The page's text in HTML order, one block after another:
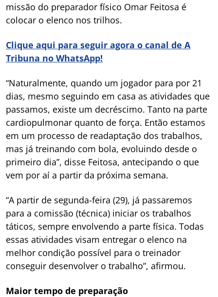
missão do preparador físico Omar Feitosa é
colocar o elenco nos trilhos.
Clique aqui para seguir agora o canal de A
Tribuna no WhatsApp!
“Naturalmente, quando um jogador para por 21
dias, mesmo seguindo em casa as atividades que
passamos, existe um decréscimo. Tanto na parte
cardiopulmonar quanto de força. Então estamos
em um processo de readaptação dos trabalhos,
mas já treinando com bola, evoluindo desde o
primeiro dia”, disse Feitosa, antecipando o que
vem por aí a partir da próxima semana.
“A partir de segunda-feira (29), já passaremos
para a comissão (técnica) iniciar os trabalhos
táticos, sempre envolvendo a parte física. Todas
essas atividades visam entregar o elenco na
melhor condição possível para o treinador
conseguir desenvolver o trabalho”, afirmou.
Maior tempo de preparação